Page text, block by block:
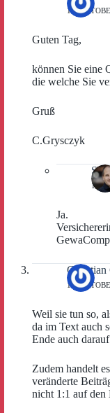
10.
Guten Tag,
können Sie eine
die welche Sie
Gruß
C.Grysczyk
10.
Ja.
Christian
10.
Weil sie tun so,
da im Text auch
Ende auch
Zudem handelt
veränderte
nicht 1:1 auf den